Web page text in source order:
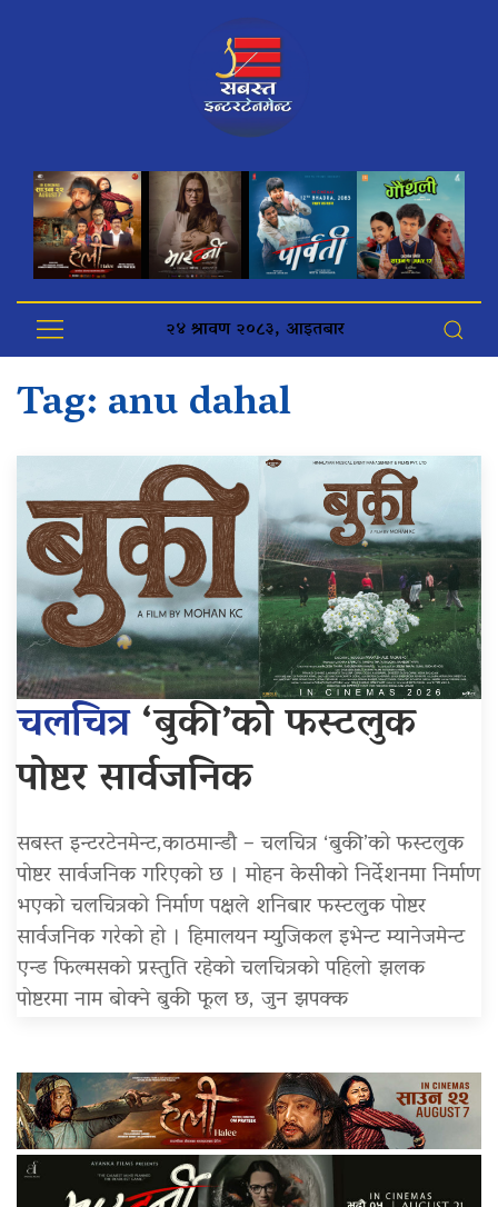
२४ श्रावण २०८३, आइतबार
Tag:anu dahal
चलचित्र‘बुकी’को फस्टलुक
पोष्टर सार्वजनिक
सबस्त इन्टरटेनमेन्ट,काठमान्डौ – चलचित्र ‘बुकी’को फस्टलुक
पोष्टर सार्वजनिक गरिएको छ । मोहन केसीको निर्देशनमा निर्माण
भएको चलचित्रको निर्माण पक्षले शनिबार फस्टलुक पोष्टर
सार्वजनिक गरेको हो । हिमालयन म्युजिकल इभेन्ट म्यानेजमेन्ट
एन्ड फिल्मसको प्रस्तुति रहेको चलचित्रको पहिलो झलक
पोष्टरमा नाम बोक्ने बुकी फूल छ, जुन झपक्क